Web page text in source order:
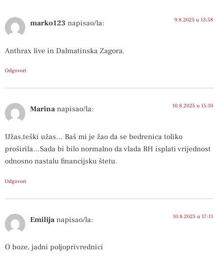
marko123 napisao/la: 9.8.2025 u 13:58
Anthrax live in Dalmatinska Zagora.
Odgovori
Marina napisao/la: 10.8.2025 u 15:10
Užas,teški užas… Baš mi je žao da se bedrenica toliko
proširila…Sada bi bilo normalno da vlada RH isplati vrijednost
odnosno nastalu financijsku štetu.
Odgovori
Emilija napisao/la: 10.8.2025 u 17:11
O boze, jadni poljoprivrednici